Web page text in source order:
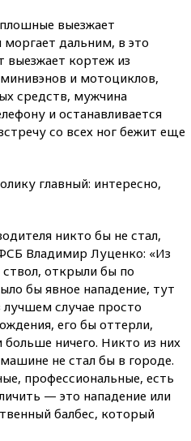
выезжает
дальним, в это
выезжает кортеж из
и мотоциклов,
средств, мужчина
и останавливается
со всех ног бежит еще
главный: интересно,
никто бы не стал,
Владимир Луценко: «Из
открыли бы по
бы явное нападение, тут
лучшем случае просто
его бы оттерли,
больше ничего. Никто из них
не стал бы в городе.
профессиональные, есть
— это нападение или
балбес, который